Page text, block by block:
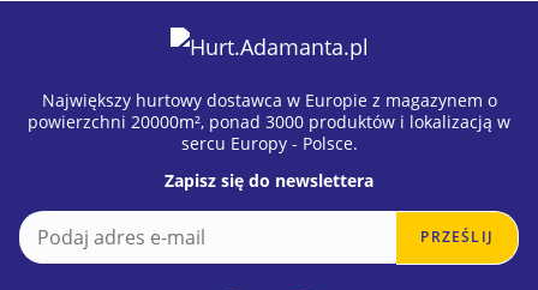
Największy hurtowy dostawca w Europie z magazynem o
powierzchni 20000m², ponad 3000 produktów i lokalizacją w
sercu Europy - Polsce.
Zapisz się do newslettera
a
E
m
PRZEŚLIJ